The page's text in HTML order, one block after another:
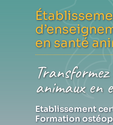
en santé
Transformez
animaux en
Etablissement
Formation